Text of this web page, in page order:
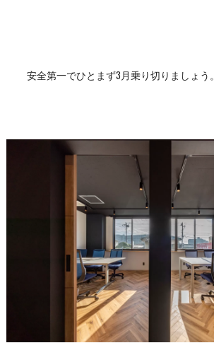
安全第一でひとまず3月乗り切りましょう。